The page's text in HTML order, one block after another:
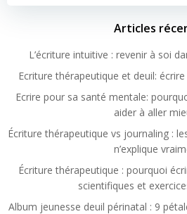
Articles
L’écriture intuitive : revenir à soi
Ecriture thérapeutique et deuil:
Ecrire pour sa santé mentale:
aider à aller
Écriture thérapeutique vs journaling :
n’explique
Écriture thérapeutique : pourquoi
scientifiques et
Album jeunesse deuil périnatal : 9